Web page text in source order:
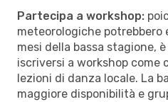
Partecipa a workshop:
meteorologiche potrebbero
mesi della bassa stagione,
iscriversi a workshop come
lezioni di danza locale. La
maggiore disponibilità e